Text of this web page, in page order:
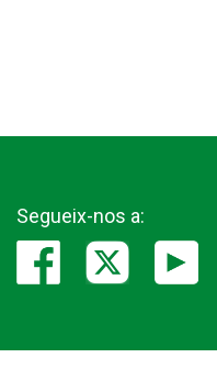
Segueix-nos a: